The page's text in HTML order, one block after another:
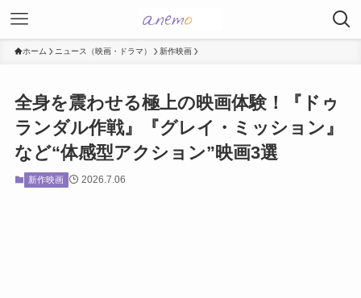
ホーム ニュース（映画・ドラマ） 新作映画
全身を震わせる極上の映画体験！『ドゥ
ランダル作戦』『グレイ・ミッション』
など“体感型アクション”映画3選
新作映画 2026.7.06